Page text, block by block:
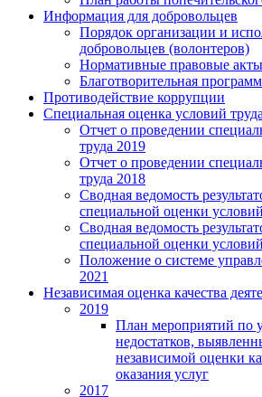
Информация для добровольцев
Порядок организации и
добровольцев (волонтеров)
Нормативные правовые акты
Благотворительная
Противодействие коррупции
Специальная оценка условий труда
Отчет о проведении
труда 2019
Отчет о проведении
труда 2018
Сводная ведомость
специальной оценки
Сводная ведомость
специальной оценки
Положение о системе
2021
Независимая оценка качества
2019
План мероприятий по
недостатков,
независимой оценки
оказания услуг
2017